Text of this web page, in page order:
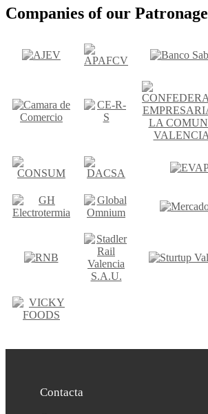
Companies of our Patronage
Contacta